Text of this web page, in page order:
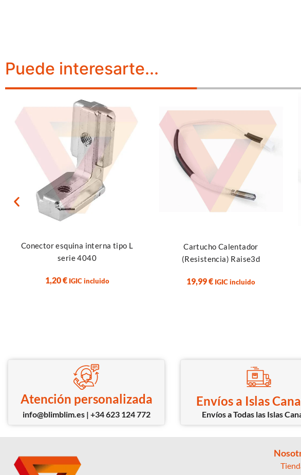
Puede interesarte...
Conector esquina interna tipo L
serie 4040
1,20€ IGIC incluido
Cartucho Calentador
(Resistencia) Raise3d
19,99€ IGIC incluido
Atención personalizada
info@blimblim.es | +34 623 124 772
Envíos a Islas
Envíos a Todas las Islas